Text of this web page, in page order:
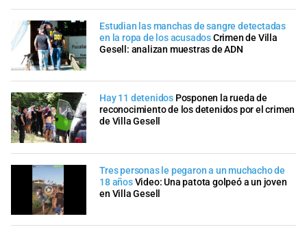
Estudian las manchas de sangre detectadas
en la ropa de los acusadosCrimen de Villa
Gesell: analizan muestras de ADN
Hay 11 detenidos Posponen la rueda de
reconocimiento de los detenidos por el crimen
de Villa Gesell
Tres personas le pegaron a un muchacho de
18 añosVideo: Una patota golpeó a un joven
en Villa Gesell